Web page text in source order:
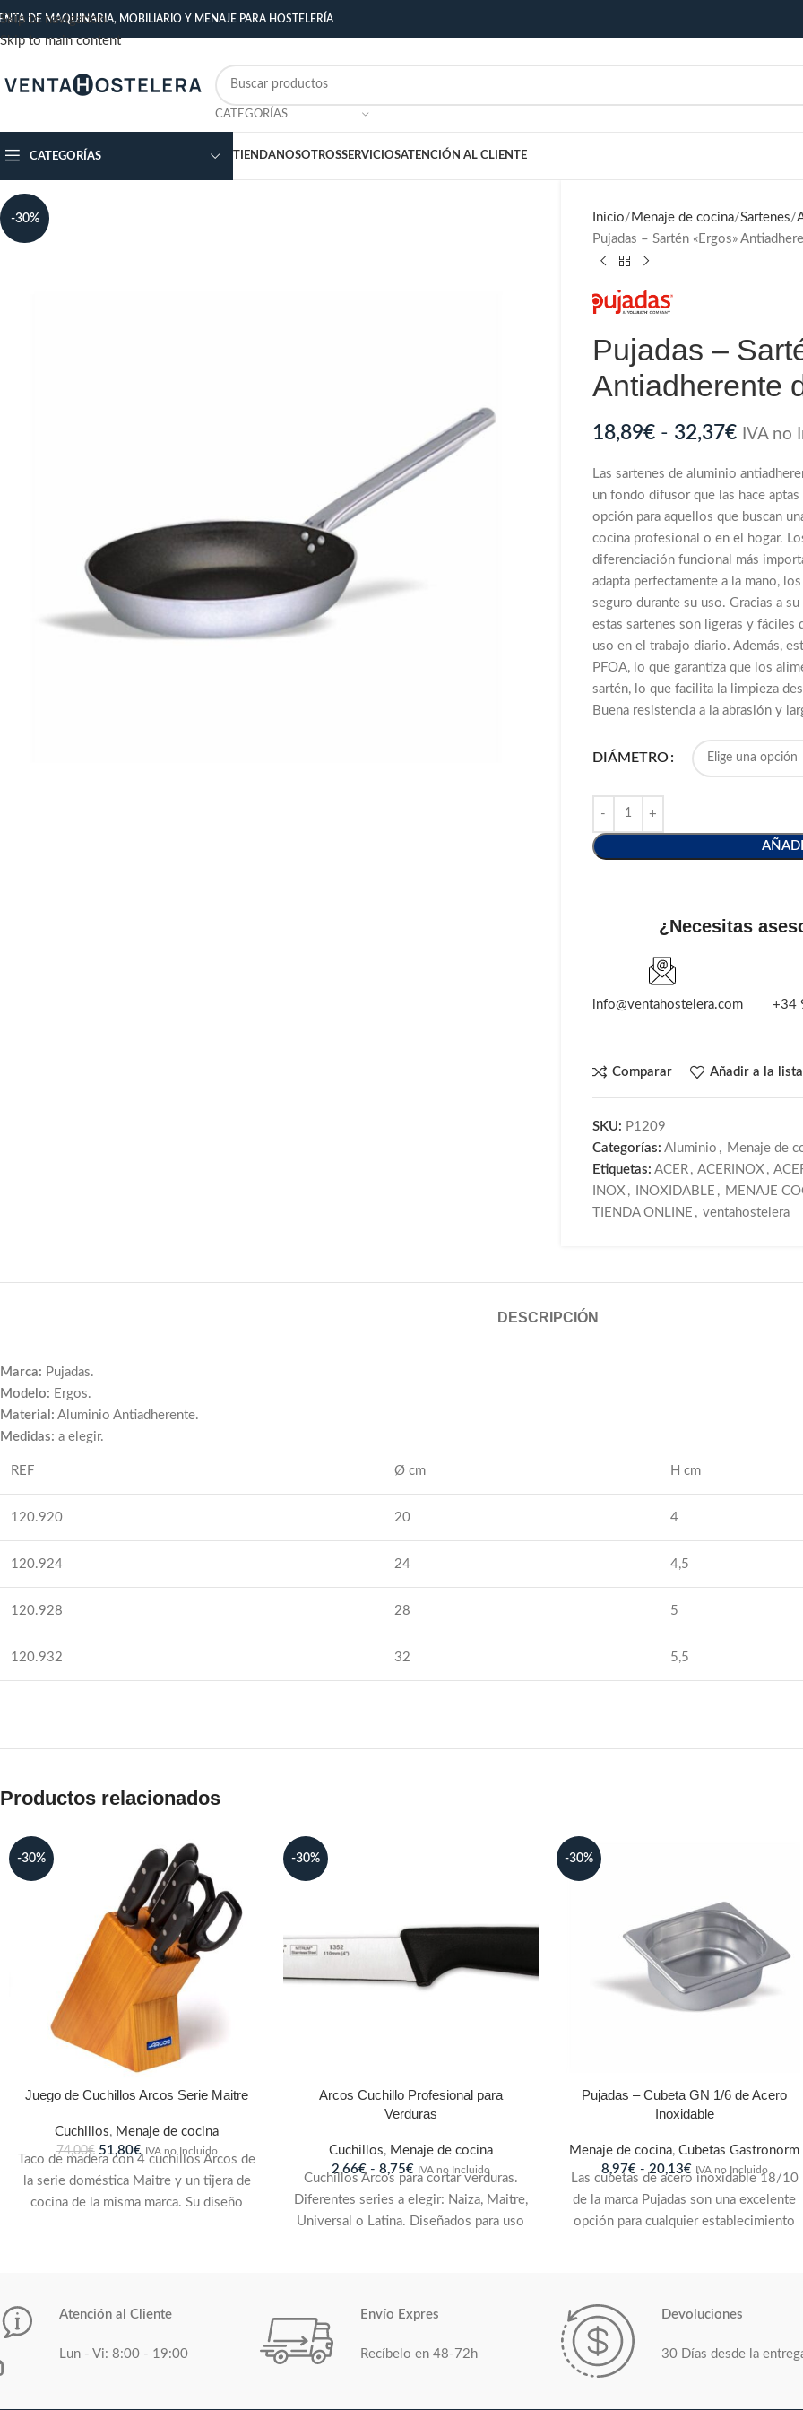
Skip to navigation
Skip to main content
DE MAQUINARIA, MOBILIARIO Y MENAJE PARA HOSTELERÍA
CATEGORÍAS
CATEGORÍAS TIENDANOSOTROSSERVICIOSATENCIÓN AL CLIENTE
-30% Inicio Menaje de cocina Sartenes
Pujadas – Sartén «Ergos»
Pujadas –
Antiadherente
18,89€ - 32,37€ IVA no
Las sartenes de aluminio
un fondo difusor que las hace
opción para aquellos que buscan
cocina profesional o en el hogar.
diferenciación funcional más
adapta perfectamente a la mano,
seguro durante su uso. Gracias a
estas sartenes son ligeras y fáciles
uso en el trabajo diario. Además,
PFOA, lo que garantiza que los
sartén, lo que facilita la limpieza
Buena resistencia a la abrasión y
DIÁMETRO
¿Necesitas
info@ventahostelera.com +34
Comparar Añadir a la
SKU: P1209
Categorías: Aluminio , Menaje de
Etiquetas: ACER , ACERINOX ,
INOX , INOXIDABLE , MENAJE
TIENDA ONLINE , ventahostelera
DESCRIPCIÓN
Marca: Pujadas.
Modelo: Ergos.
Material: Aluminio Antiadherente.
Medidas: a elegir.
REF Ø cm H cm
120.920 20 4
120.924 24 4,5
120.928 28 5
120.932 32 5,5
Productos relacionados
-30%
Juego de Cuchillos Arcos Serie Maitre
Cuchillos, Menaje de cocina
74,00€ 51,80€ IVA no Incluido
Taco de madera con 4 cuchillos Arcos de
la serie doméstica Maitre y un tijera de
cocina de la misma marca. Su diseño
NITRUM®. Mangos de nylon con
microesferas, material plástico de gran
resistencia mecánica, poco peso y buen
-30%
Arcos Cuchillo Profesional para
Verduras
Cuchillos, Menaje de cocina
2,66€ - 8,75€ IVA no Incluido
Cuchillos Arcos para cortar verduras.
Diferentes series a elegir: Naiza, Maitre,
Universal o Latina. Diseñados para uso
inoxidable de alto rendimiento y
durabilidad NITRUM
producto creado por Arcos hay un
-30%
Pujadas – Cubeta GN 1/6 de Acero
Inoxidable
Menaje de cocina,Cubetas Gastronorm
8,97€ - 20,13€ IVA no Incluido
Las cubetas de acero inoxidable 18/10
de la marca Pujadas son una excelente
opción para cualquier establecimiento
norma EN-631.2 y están diseñadas para
ofrecer una combinación óptima de
limpieza y capacidad. Gracias a sus
bordes reforzados, son altamente
Atención al Cliente
Lun - Vi: 8:00 - 19:00
Envío Expres
Recíbelo en 48-72h
Devoluciones
30 Días desde la